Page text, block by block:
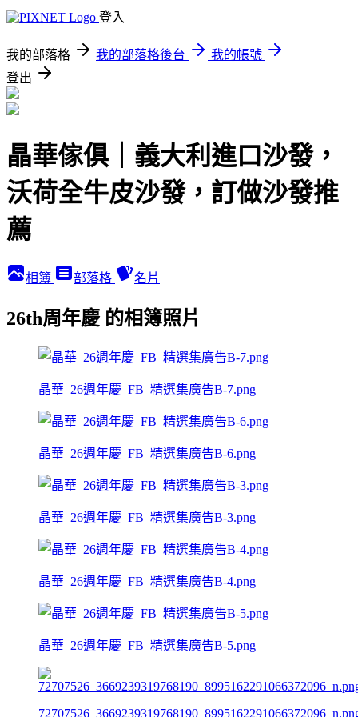
登入
我的部落格 我的部落格後台
我的帳號
登出
晶華傢俱｜義大利進口沙發，
沃荷全牛皮沙發，訂做沙發推
薦
相簿 部落格 名片
26th周年慶 的相簿照片
晶華_26週年慶_FB_精選集廣告B-7.png
晶華_26週年慶_FB_精選集廣告B-6.png
晶華_26週年慶_FB_精選集廣告B-3.png
晶華_26週年慶_FB_精選集廣告B-4.png
晶華_26週年慶_FB_精選集廣告B-5.png